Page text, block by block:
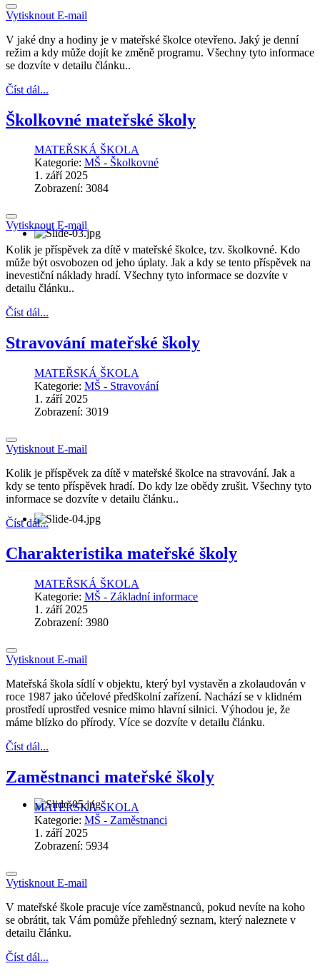
Vytisknout E-mail
V jaké dny a hodiny je v mateřské školce otevřeno. Jaký je denní
režim a kdy může dojít ke změně programu. Všechny tyto informace
se dozvíte v detailu článku..
Číst dál...
Školkovné mateřské školy
MATEŘSKÁ ŠKOLA
Kategorie: MŠ - Školkovné
1. září 2025
Zobrazení: 3084
VytisknoutE-mail
Kolik je příspěvek za dítě v mateřské školce, tzv. školkovné. Kdo
může být osvobozen od jeho úplaty. Jak a kdy se tento příspěvek na
inevestiční náklady hradí. Všechny tyto informace se dozvíte v
detailu článku..
Číst dál...
Stravování mateřské školy
MATEŘSKÁ ŠKOLA
Kategorie: MŠ - Stravování
1. září 2025
Zobrazení: 3019
Vytisknout E-mail
Kolik je příspěvek za dítě v mateřské školce na stravování. Jak a
kdy se tento příspěvek hradí. Do kdy lze obědy zrušit. Všechny tyto
informace se dozvíte v detailu článku..
Číst dál...
Charakteristika mateřské školy
MATEŘSKÁ ŠKOLA
Kategorie: MŠ - Základní informace
1. září 2025
Zobrazení: 3980
Vytisknout E-mail
Mateřská škola sídlí v objektu, který byl vystavěn a zkolaudován v
roce 1987 jako účelové předškolní zařízení. Nachází se v klidném
prostředí uprostřed vesnice mimo hlavní silnici. Výhodou je, že
máme blízko do přírody. Více se dozvíte v detailu článku.
Číst dál...
Zaměstnanci mateřské školy
MATEŘSKÁ ŠKOLA
Kategorie: MŠ - Zaměstnanci
1. září 2025
Zobrazení: 5934
Vytisknout E-mail
V mateřské škole pracuje více zaměstnanců, pokud nevíte na koho
se obrátit, tak Vám pomůže přehledný seznam, který naleznete v
detailu článku.
Číst dál...